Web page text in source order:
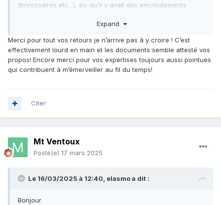
(bryozoaires etc...), es-qu'il y avait des encroutements
région, les restes de ces vertébrés sont ils cité? ça viens
sont souvent cassé dans le sens de la longueur, ce fossile
ressemble beaucoup à ces restes. Sur photo, avec le flash,
cela fausse la bonne lecture de la structure, l'idéal serait
d'avoir la bestiole en main. Es-que le fossile est massif,
Expand
Merci pour tout vos retours je n’arrive pas à y croire ! C’est
effectivement lourd en main et les documents semble attesté vos
propos! Encore merci pour vos expertises toujours aussi pointues
qui contribuent à m’émerveiller au fil du temps!
Citer
Mt Ventoux
Posté(e) 17 mars 2025
Le 16/03/2025 à 12:40, elasmoa dit :
Bonjour